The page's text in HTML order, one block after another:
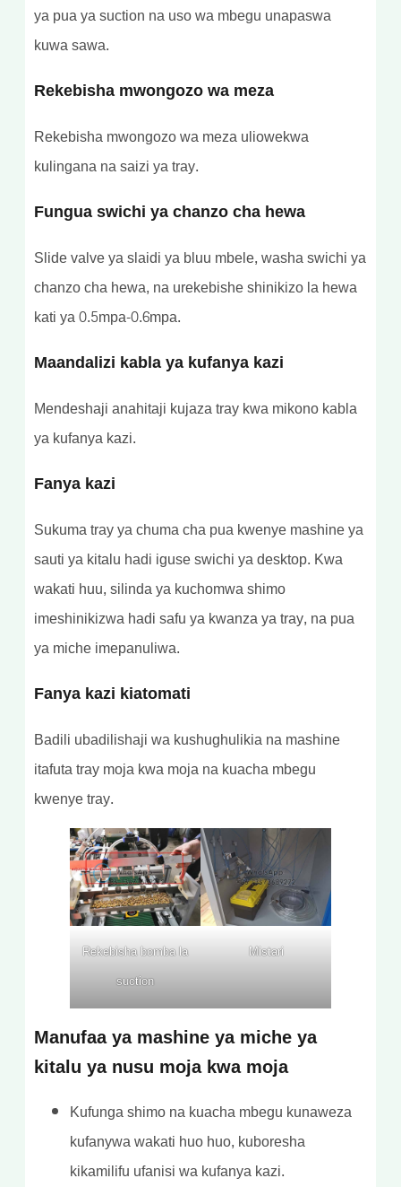
ya pua ya suction na uso wa mbegu unapaswa
kuwa sawa.
Rekebisha mwongozo wa meza
Rekebisha mwongozo wa meza uliowekwa
kulingana na saizi ya tray.
Fungua swichi ya chanzo cha hewa
Slide valve ya slaidi ya bluu mbele, washa swichi ya
chanzo cha hewa, na urekebishe shinikizo la hewa
kati ya 0.5mpa-0.6mpa.
Maandalizi kabla ya kufanya kazi
Mendeshaji anahitaji kujaza tray kwa mikono kabla
ya kufanya kazi.
Fanya kazi
Sukuma tray ya chuma cha pua kwenye mashine ya
sauti ya kitalu hadi iguse swichi ya desktop. Kwa
wakati huu, silinda ya kuchomwa shimo
imeshinikizwa hadi safu ya kwanza ya tray, na pua
ya miche imepanuliwa.
Fanya kazi kiatomati
Badili ubadilishaji wa kushughulikia na mashine
itafuta tray moja kwa moja na kuacha mbegu
kwenye tray.
Rekebisha bomba la
suction
Mistari
Manufaa ya mashine ya miche ya
kitalu ya nusu moja kwa moja
Kufunga shimo na kuacha mbegu kunaweza
kufanywa wakati huo huo, kuboresha
kikamilifu ufanisi wa kufanya kazi.